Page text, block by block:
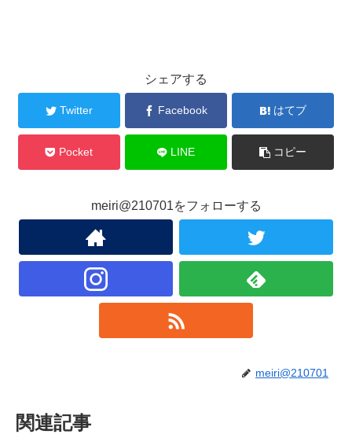
シェアする
Twitter Facebook はてブ
Pocket LINE コピー
meiri@210701をフォローする
meiri@210701
関連記事